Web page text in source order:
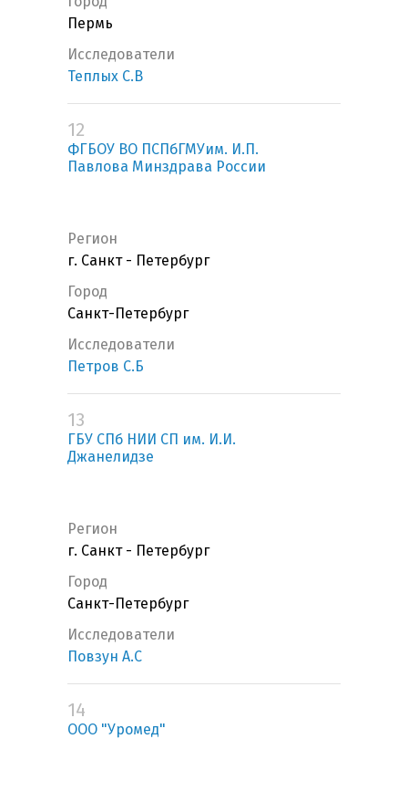
Пермь
Исследователи
Теплых С.В
12
ФГБОУ ВО ПСПбГМУим. И.П.
Павлова Минздрава России
Регион
г. Санкт - Петербург
Город
Санкт-Петербург
Исследователи
Петров С.Б
13
ГБУ СПб НИИ СП им. И.И.
Джанелидзе
Регион
г. Санкт - Петербург
Город
Санкт-Петербург
Исследователи
Повзун А.С
14
ООО "Уромед"